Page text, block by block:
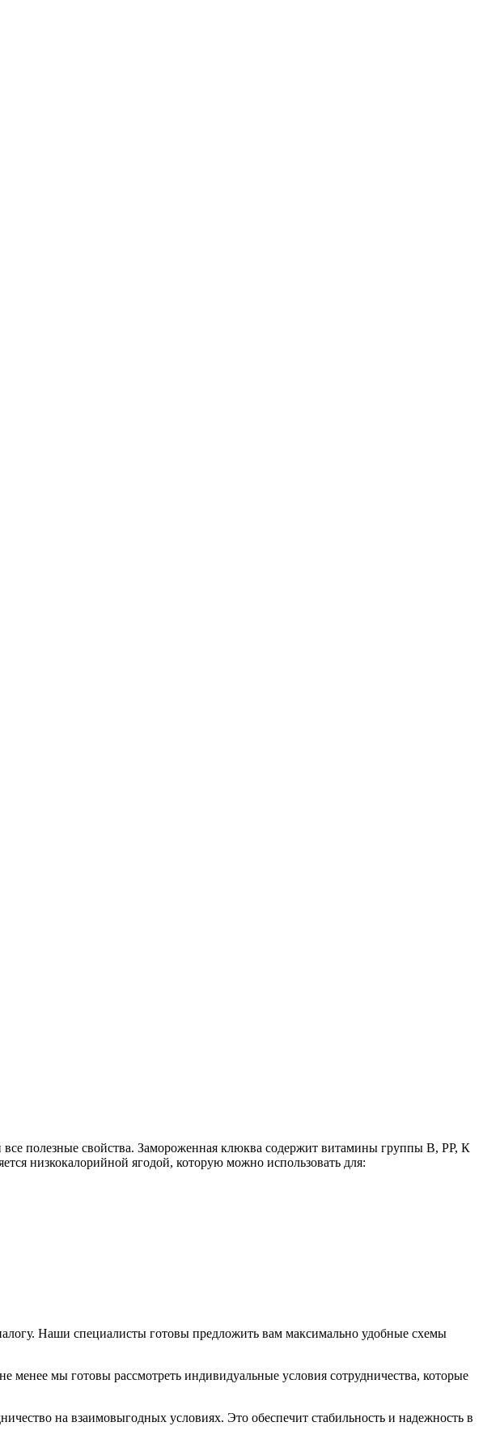
полезные свойства. Замороженная клюква содержит витамины группы В, РР, К
низкокалорийной ягодой, которую можно использовать для:
Наши специалисты готовы предложить вам максимально удобные схемы
мы готовы рассмотреть индивидуальные условия сотрудничества, которые
на взаимовыгодных условиях. Это обеспечит стабильность и надежность в